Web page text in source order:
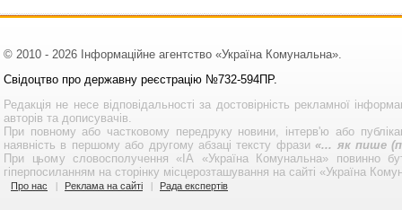
© 2010 - 2026 Інформаційне агентство «Україна Комунальна».
Свідоцтво про державну реєстрацію №732-594ПР.
Редакція не несе відповідальності за достовірність рекламної
авторів та дописувачів.
При повному або частковому передруку новини, інтерв'ю або
наявність в першому або другому абзаці тексту фрази«... як пише
При цьому словосполучення «ІА «Україна Комунальна» повинно
гіперпосиланням на сторінку місцерозташування на сайті «Україна
Про нас Реклама на сайті Рада експертів